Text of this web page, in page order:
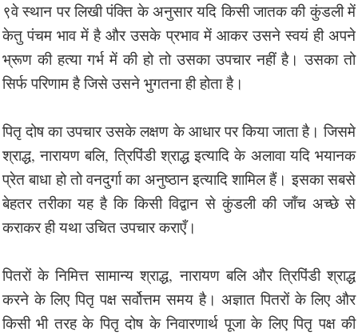
९वे स्थान पर लिखी पंक्ति के अनुसार यदि किसी जातक की कुंडली में
केतु पंचम भाव में है और उसके प्रभाव में आकर उसने स्वयं ही अपने
भ्रूण की हत्या गर्भ में की हो तो उसका उपचार नहीं है। उसका तो
सिर्फ परिणाम है जिसे उसने भुगतना ही होता है।
पितृ दोष का उपचार उसके लक्षण के आधार पर किया जाता है। जिसमे
श्राद्ध, नारायण बलि, त्रिपिंडी श्राद्ध इत्यादि के अलावा यदि भयानक
प्रेत बाधा हो तो वनदुर्गा का अनुष्ठान इत्यादि शामिल हैं। इसका सबसे
बेहतर तरीका यह है कि किसी विद्वान से कुंडली की जाँच अच्छे से
कराकर ही यथा उचित उपचार कराएँ।
पितरों के निमित्त सामान्य श्राद्ध, नारायण बलि और त्रिपिंडी श्राद्ध
करने के लिए पितृ पक्ष सर्वोत्तम समय है। अज्ञात पितरों के लिए और
किसी भी तरह के पितृ दोष के निवारणार्थ पूजा के लिए पितृ पक्ष की